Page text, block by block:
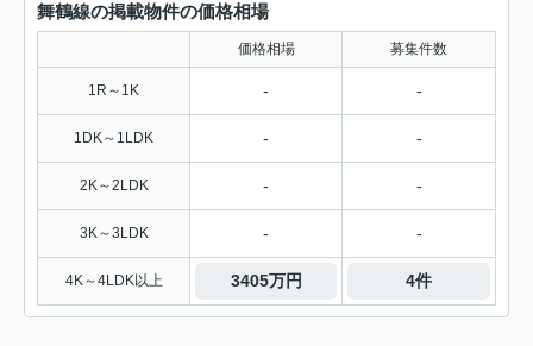
舞鶴線の掲載物件の価格相場
価格相場 募集件数
1R～1K - -
1DK～1LDK - -
2K～2LDK - -
3K～3LDK - -
4K～4LDK以上 3405万円 4件